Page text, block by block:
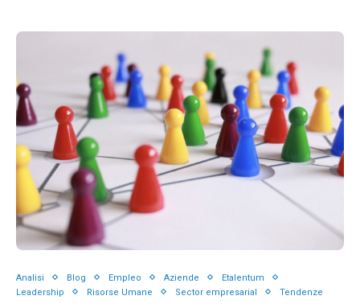
Analisi Blog Empleo Aziende
Etalentum
Leadership
Risorse Umane Sector empresarial Tendenze